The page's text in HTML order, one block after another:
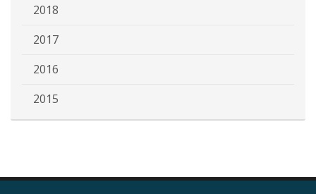
2018
2017
2016
2015